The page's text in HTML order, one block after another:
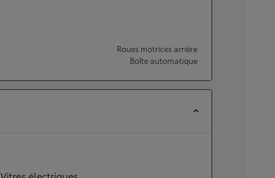
Roues motrices arrière
Boîte automatique